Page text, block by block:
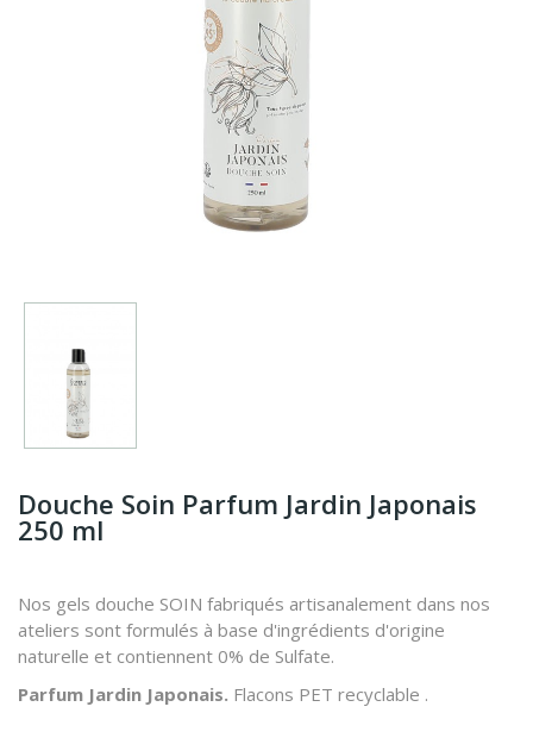
Douche Soin Parfum Jardin Japonais
250 ml
Nos gels douche SOIN fabriqués artisanalement dans nos
ateliers sont formulés à base d'ingrédients d'origine
naturelle et contiennent 0% de Sulfate.
Parfum Jardin Japonais. Flacons PET recyclable .